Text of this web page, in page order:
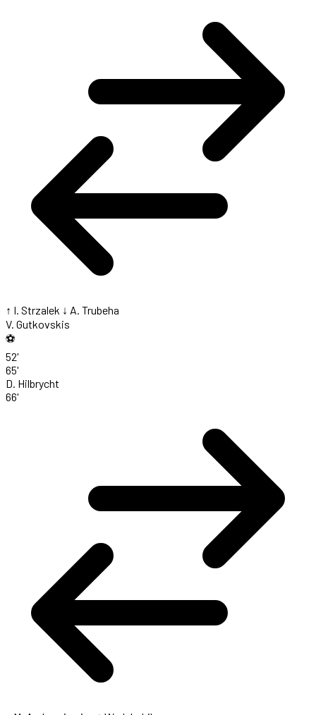
↑ I. Strzalek ↓ A. Trubeha
V. Gutkovskis
⚽
52'
65'
D. Hilbrycht
66'